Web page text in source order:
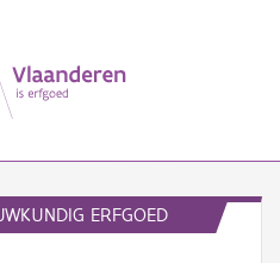
ERFGOED